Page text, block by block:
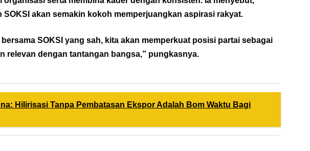
SOKSI akan semakin kokoh memperjuangkan aspirasi rakyat.
SOKSI yang sah, kita akan memperkuat posisi partai sebagai
relevan dengan tantangan bangsa,” pungkasnya.
Hilirisasi Tanpa Pembatasan Ekspor Adalah Bom Waktu Bagi